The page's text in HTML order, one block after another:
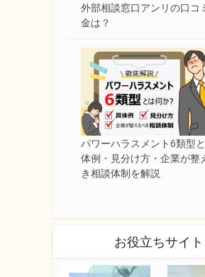
外部相談窓口アンリの口コ
金は？
パワーハラスメント6類型
体例・見分け方・企業が整
き相談体制を解説
お役立ちサイト